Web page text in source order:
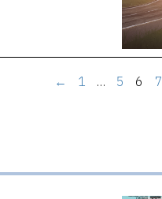
← 1 … 5 6 7